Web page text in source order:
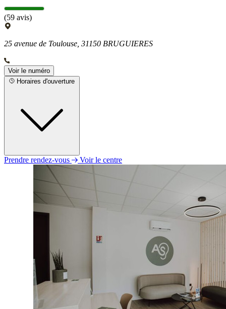
(59 avis)
25 avenue de Toulouse, 31150 BRUGUIERES
Voir le numéro
Horaires d'ouverture
09h30 - 18h30
09h30 - 18h30
09h30 - 18h30
09h30 - 18h30
Fermé
Dimanche
Fermé
Prendre rendez-vous Voir le centre